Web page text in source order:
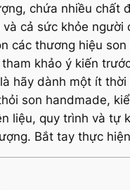
chứa nhiều chất
và cả sức khỏe người
các thương hiệu son
khảo ý kiến
hãy dành một ít
son handmade,
liệu, quy trình và tự
Bắt tay thực